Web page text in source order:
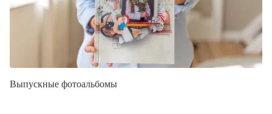
Выпускные фотоальбомы